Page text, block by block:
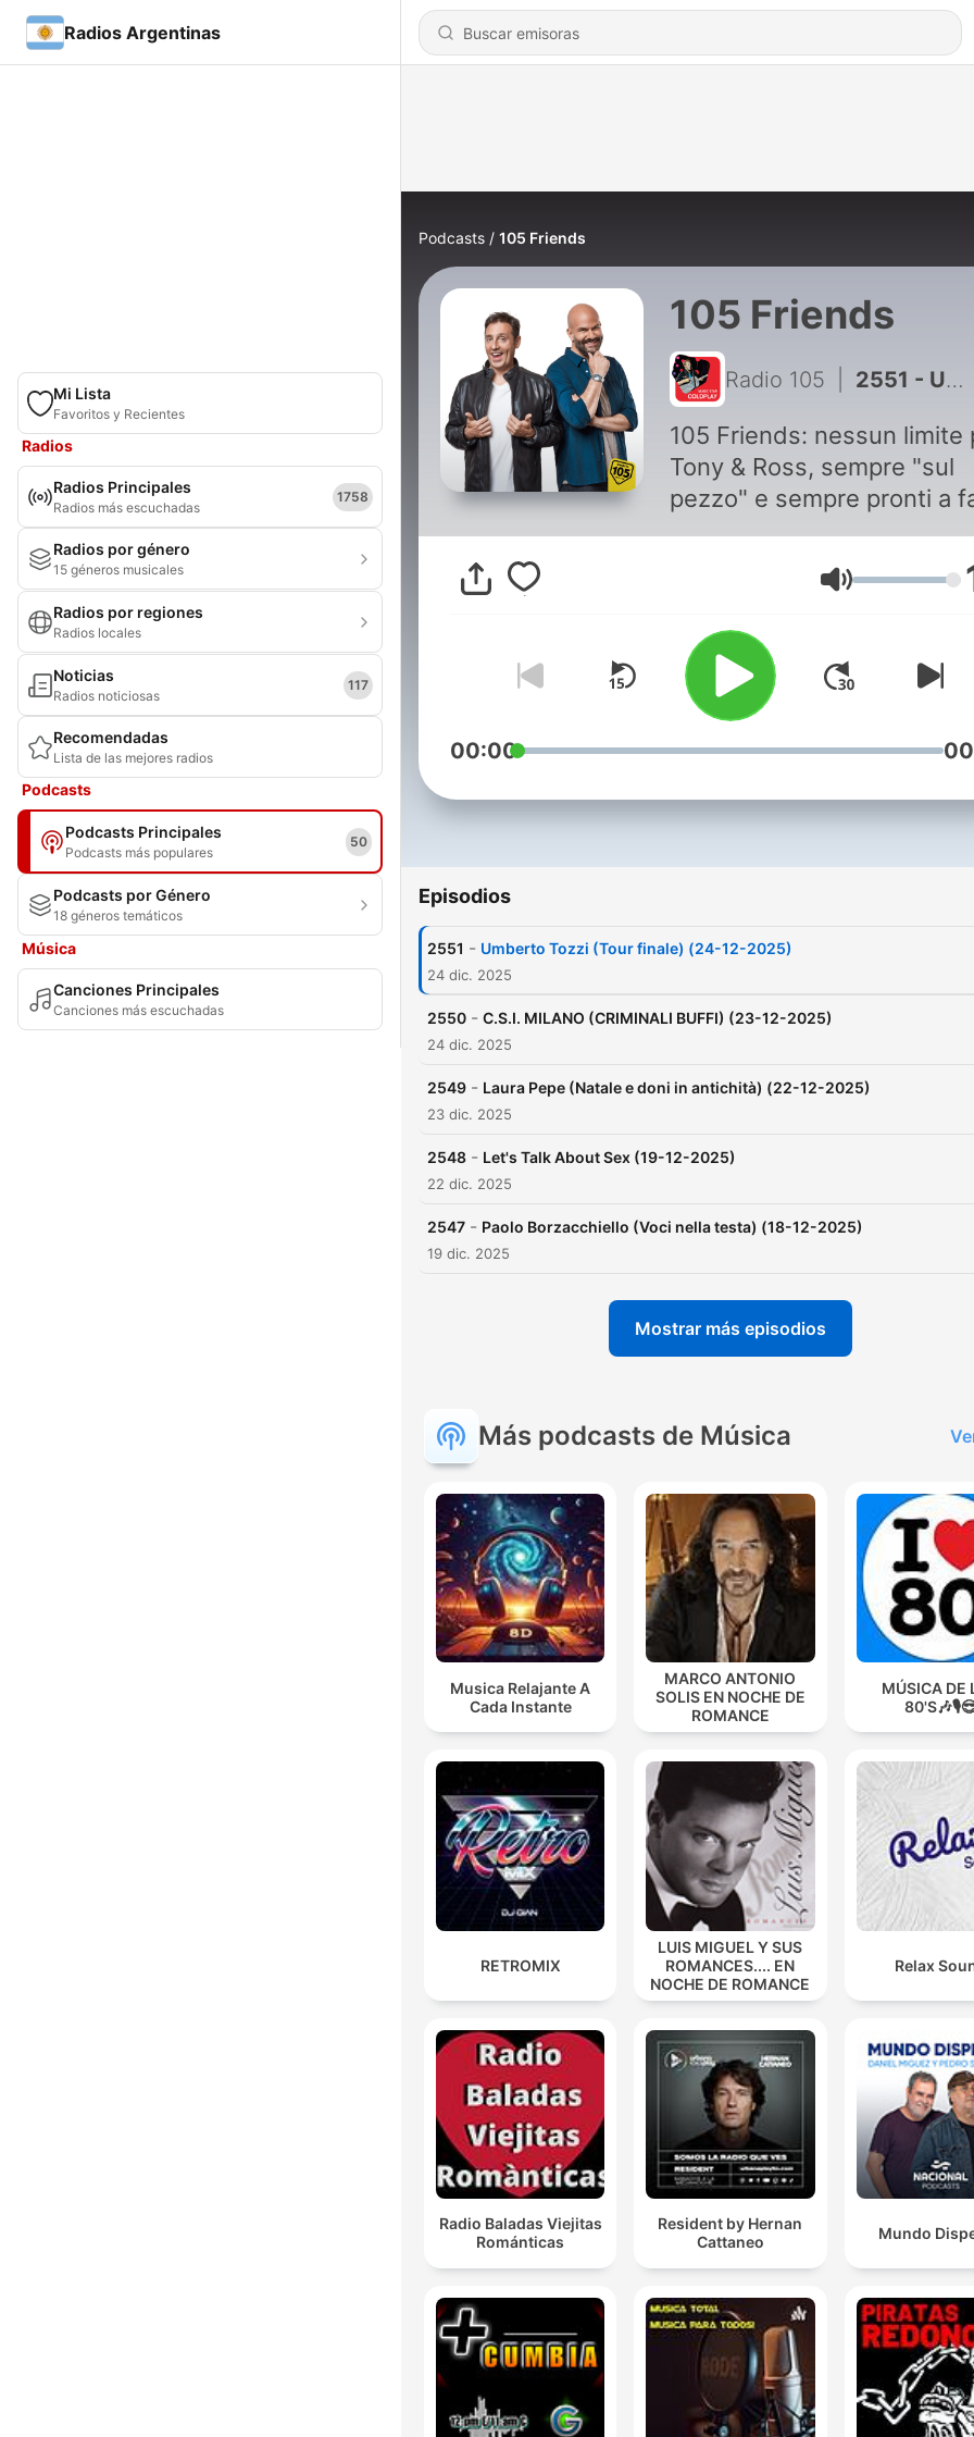
Radios Argentinas
Mi Lista
Favoritos y Recientes
Radios
Radios Principales
Radios más escuchadas
1758
Radios por género
15 géneros musicales
Radios por regiones
Radios locales
Noticias
Radios noticiosas
117
Recomendadas
Lista de las mejores radios
Podcasts
Podcasts Principales
Podcasts más populares
50
Podcasts por Género
18 géneros temáticos
Música
Canciones Principales
Canciones más escuchadas
Podcasts 105 Friends
105 Friends
Radio 105 2551 - Umberto Tozzi (Tour finale) (24-12-2025)
105 Friends: nessun limite
Tony & Ross, sempre "sul
pezzo" e sempre pronti a
sorridere. Musica, notizie,
Volumen
00:00
Episodios
2551 - Umberto Tozzi (Tour finale) (24-12-2025)
24 dic. 2025
2550 - C.S.I. MILANO (CRIMINALI BUFFI) (23-12-2025)
24 dic. 2025
2549 - Laura Pepe (Natale e doni in antichità) (22-12-2025)
23 dic. 2025
2548 - Let's Talk About Sex (19-12-2025)
22 dic. 2025
2547 - Paolo Borzacchiello (Voci nella testa) (18-12-2025)
19 dic. 2025
Mostrar más episodios
Más podcasts de Música
Musica Relajante A
Cada Instante
MARCO ANTONIO
SOLIS EN NOCHE DE
ROMANCE
MÚSICA DE
RETROMIX
LUIS MIGUEL Y SUS
ROMANCES.... EN
NOCHE DE ROMANCE
Relax
Radio Baladas Viejitas
Románticas
Resident by Hernan
Cattaneo
Mundo